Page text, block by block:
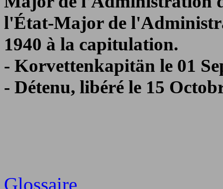
l'État-Major de
1940 à la capitulation.
- Korvettenkapitän le 01
- Détenu, libéré le 15
Glossaire